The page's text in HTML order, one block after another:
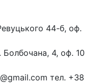
44-б, оф.
Болбочана, 4, оф. 10
тел. +38